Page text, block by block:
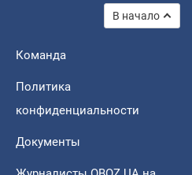
В начало
Команда
Политика
конфиденциальности
Документы